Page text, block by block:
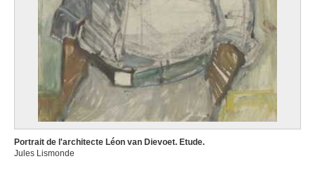
Portrait de l'architecte Léon van Dievoet. Etude.
Jules Lismonde